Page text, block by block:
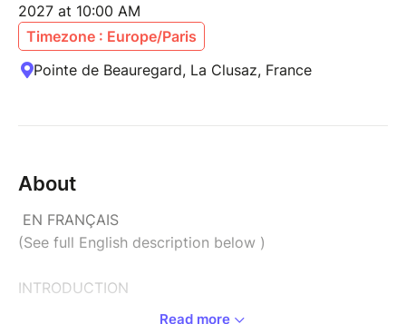
2027 at 10:00 AM
Timezone : Europe/Paris
Pointe de Beauregard, La Clusaz, France
About
EN FRANÇAIS
(See full English description below )
INTRODUCTION
Read more